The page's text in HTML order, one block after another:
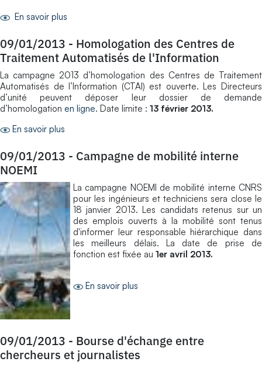
En savoir plus
09/01/2013 - Homologation des Centres de
Traitement Automatisés de l'Information
La campagne 2013 d’homologation des Centres de Traitement
Automatisés de l’Information (CTAI) est ouverte. Les Directeurs
d’unité peuvent déposer leur dossier de demande
d’homologation en ligne. Date limite : 13 février 2013.
En savoir plus
09/01/2013 - Campagne de mobilité interne
NOEMI
La campagne NOEMI de mobilité interne CNRS
pour les ingénieurs et techniciens sera close le
18 janvier 2013. Les candidats retenus sur un
des emplois ouverts à la mobilité sont tenus
d'informer leur responsable hiérarchique dans
les meilleurs délais. La date de prise de
fonction est fixée au 1er avril 2013.
En savoir plus
09/01/2013 - Bourse d'échange entre
chercheurs et journalistes